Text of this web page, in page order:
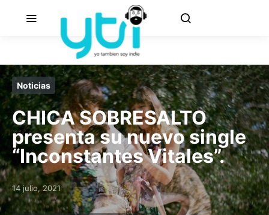
Noticias
CHICA SOBRESALTO
presenta su nuevo single
“Inconstantes Vitales”.
Posted on
14 julio, 2021